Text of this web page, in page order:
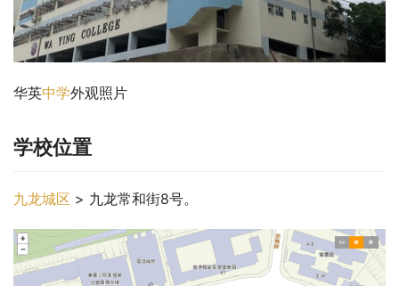
华英中学外观照片
学校位置
九龙城区 > 九龙常和街8号。